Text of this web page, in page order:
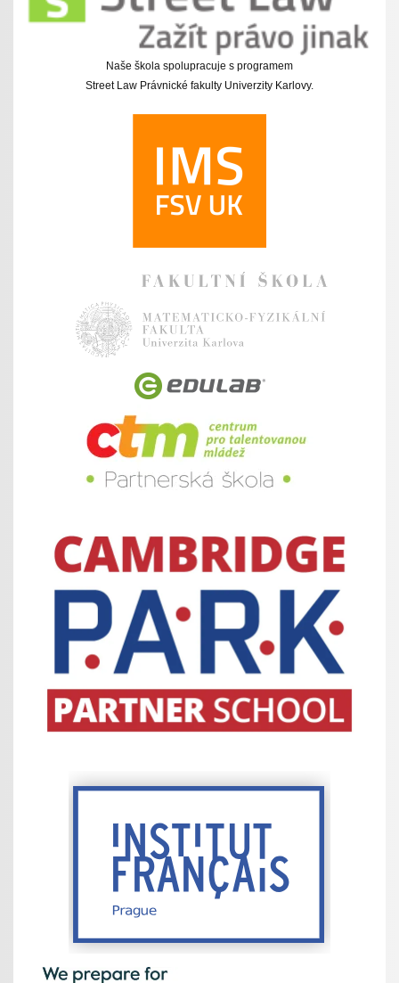
Naše škola spolupracuje s programem
Street Law Právnické fakulty Univerzity Karlovy.